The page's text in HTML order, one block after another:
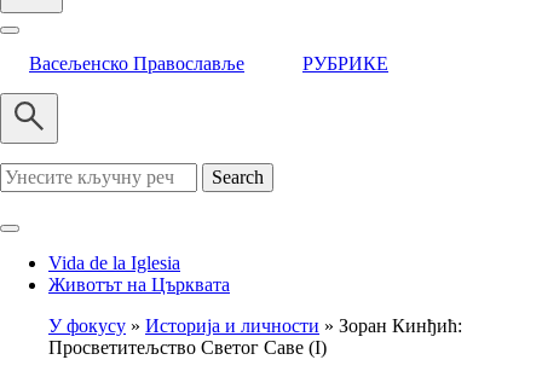
Васељенско Православље РУБРИКЕ
Search
Vida de la Iglesia
Животът на Църквата
Breadcrumb
У фокусу Историја и личности
Зоран Кинђић:
Просветитељство Светог Саве (I)